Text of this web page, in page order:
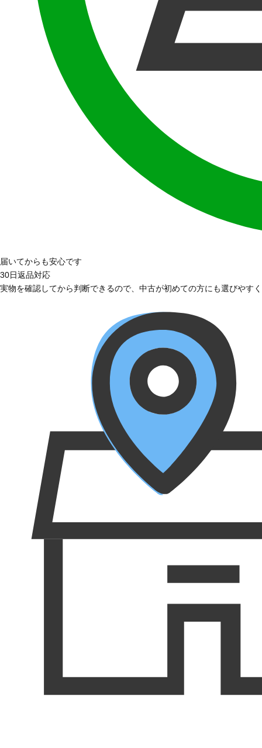
届いてからも安心です
30日返品対応
実物を確認してから判断できるので、中古が初めての方にも選びやす